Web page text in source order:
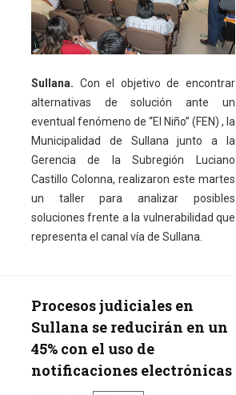
Sullana. Con el objetivo de encontrar
alternativas de solución ante un
eventual fenómeno de “El Niño” (FEN) , la
Municipalidad de Sullana junto a la
Gerencia de la Subregión Luciano
Castillo Colonna, realizaron este martes
un taller para analizar posibles
soluciones frente a la vulnerabilidad que
representa el canal vía de Sullana.
Procesos judiciales en
Sullana se reducirán en un
45% con el uso de
notificaciones electrónicas